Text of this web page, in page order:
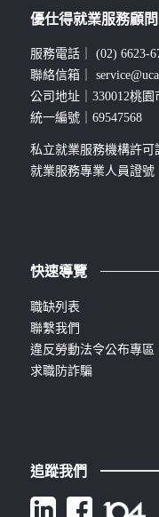
優仕得就業服務顧
服務電話｜ (02) 6623-
聯絡信箱｜
公司地址｜330012桃
統一編號｜69547568
私立就業服務機構許
就業服務專業人員證
快速導覽
職缺列表
聯繫我們
違反勞動法令公布專區
求職防詐騙
追蹤我們